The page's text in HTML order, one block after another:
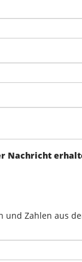
Nachricht
und Zahlen aus